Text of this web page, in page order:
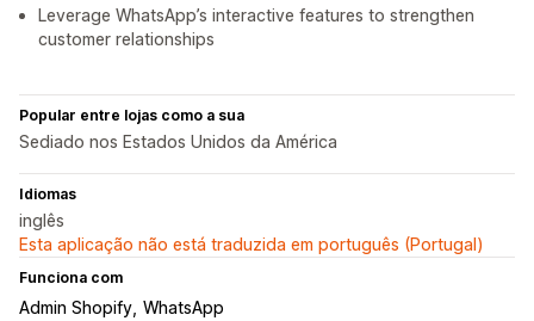
Leverage WhatsApp’s interactive features to strengthen
customer relationships
Popular entre lojas como a sua
Sediado nos Estados Unidos da América
Idiomas
inglês
Esta aplicação não está traduzida em português (Portugal)
Funciona com
Admin Shopify WhatsApp